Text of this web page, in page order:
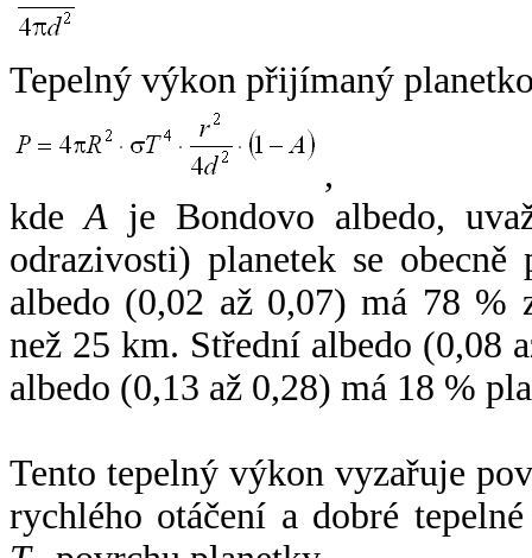
Tepelný výkon přijímaný
,
kdeA je Bondovo albedo,
odrazivosti) planetek se
albedo (0,02 až 0,07) má 78 %
než 25 km. Střední albedo (0,08
albedo (0,13 až 0,28) má 18 %
Tento tepelný výkon vyzařuje
rychlého otáčení a dobré